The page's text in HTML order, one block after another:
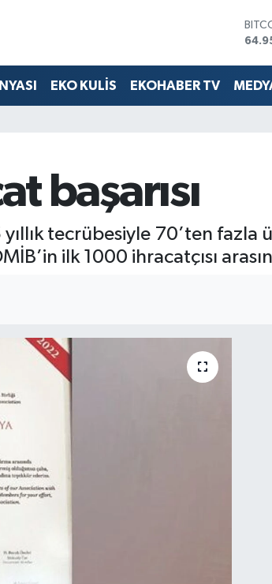
EKO KULİS EKOHABER TV
başarısı
tecrübesiyle 70’ten fazla
ilk 1000 ihracatçısı